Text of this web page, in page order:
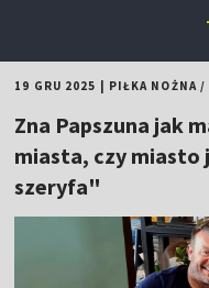
19 GRU 2025 PIŁKA NOŻNA/
Zna Papszuna jak
miasta, czy
szeryfa"